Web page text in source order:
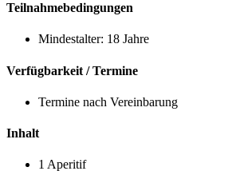
Teilnahmebedingungen
Mindestalter: 18 Jahre
Verfügbarkeit / Termine
Termine nach Vereinbarung
Inhalt
1 Aperitif